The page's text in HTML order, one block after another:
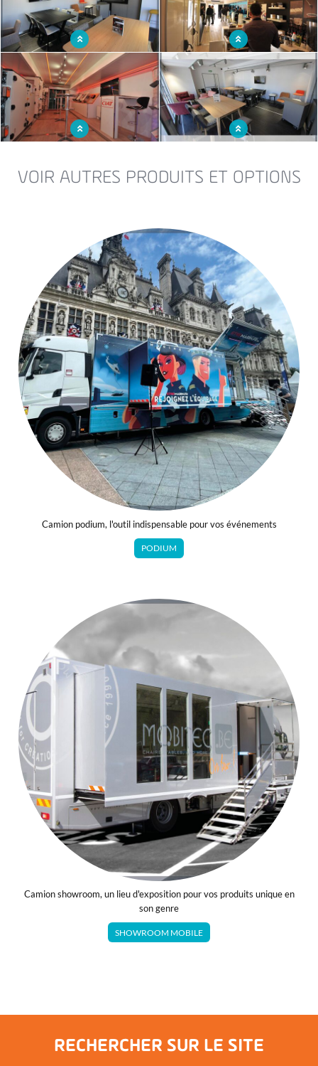
Point de vente mobile sillonnant le
territoire
Magasin mobile accueillant de la
clientèle
VOIR AUTRES PRODUITS ET OPTIONS
Camion podium, l'outil indispensable pour vos événements
PODIUM
Camion showroom, un lieu d'exposition pour vos produits unique en
son genre
SHOWROOM MOBILE
RECHERCHER SUR LE SITE